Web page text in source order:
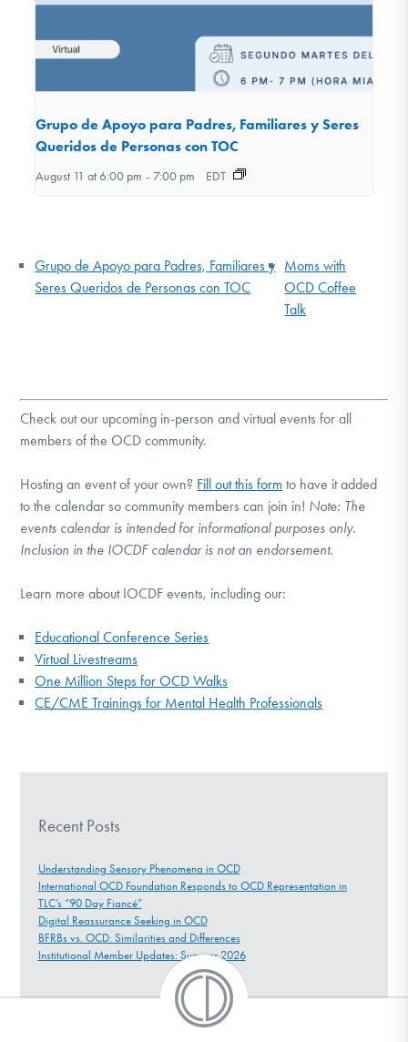
Grupo de Apoyo para Padres, Familiares y Seres
Queridos de Personas con TOC
August 11 at 6:00 pm - 7:00 pm EDT
Grupo de Apoyo para Padres, Familiares y
Seres Queridos de Personas con TOC
Moms with
OCD Coffee
Talk
Check out our upcoming in-person and virtual events for all
members of the OCD community.
Hosting an event of your own? Fill out this form to have it added
to the calendar so community members can join in! Note: The
events calendar is intended for informational purposes only.
Inclusion in the IOCDF calendar is not an endorsement.
Learn more about IOCDF events, including our:
Educational Conference Series
Virtual Livestreams
One Million Steps for OCD Walks
CE/CME Trainings for Mental Health Professionals
Recent Posts
Understanding Sensory Phenomena in OCD
International OCD Foundation Responds to OCD Representation in
TLC’s “90 Day Fiancé”
Digital Reassurance Seeking in OCD
BFRBs vs. OCD: Similarities and Differences
Institutional Member Updates: Summer 2026